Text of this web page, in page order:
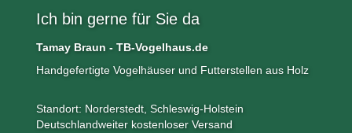
Ich bin gerne für Sie da
Tamay Braun - TB-Vogelhaus.de
Handgefertigte Vogelhäuser und Futterstellen aus Holz
Standort: Norderstedt, Schleswig-Holstein
Deutschlandweiter kostenloser Versand